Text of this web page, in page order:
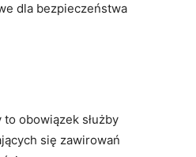
dla bezpieczeństwa
obowiązek służby
się zawirowań